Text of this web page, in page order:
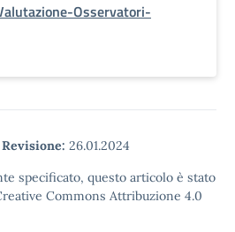
Osservatori-
Revisione: 26.01.2024
specificato, questo articolo è stato
Commons Attribuzione 4.0